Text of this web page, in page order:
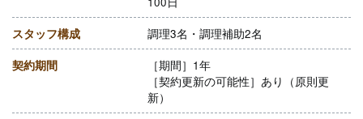
スタッフ構成 調理3名・調理補助2名
契約期間
［期間］1年
［契約更新の可能性］あり（原則更
新）